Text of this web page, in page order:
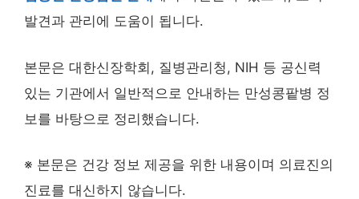
발견과 관리에 도움이 됩니다.
본문은 대한신장학회, 질병관리청, NIH 등 공신력
있는 기관에서 일반적으로 안내하는 만성콩팥병 정
보를 바탕으로 정리했습니다.
※ 본문은 건강 정보 제공을 위한 내용이며 의료진의
진료를 대신하지 않습니다.